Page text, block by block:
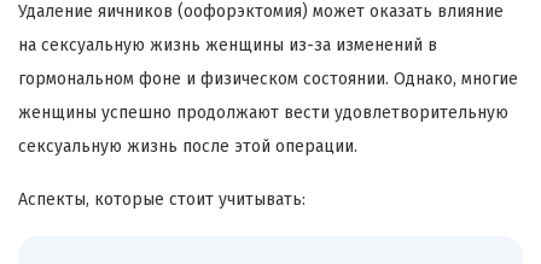
Удаление яичников (оофорэктомия) может оказать влияние
на сексуальную жизнь женщины из-за изменений в
гормональном фоне и физическом состоянии. Однако, многие
женщины успешно продолжают вести удовлетворительную
сексуальную жизнь после этой операции.
Аспекты, которые стоит учитывать: